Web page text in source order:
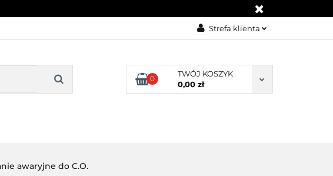
Strefa klienta
Załóż konto
Dodaj zgłoszenie
0
TWÓJ KOSZYK
0,00 zł
BLOG KONTAKT
awaryjne do C.O.